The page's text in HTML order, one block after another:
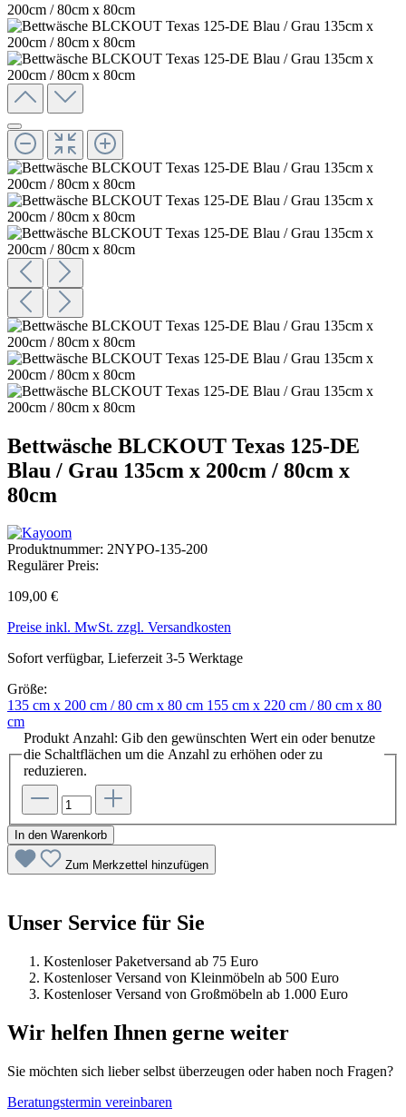
Bettwäsche BLCKOUT Texas 125-DE
Blau / Grau 135cm x 200cm / 80cm x
80cm
Produktnummer: 2NYPO-135-200
Regulärer Preis:
109,00 €
Preise inkl. MwSt. zzgl. Versandkosten
Sofort verfügbar, Lieferzeit 3-5 Werktage
Größe:
135 cm x 200 cm / 80 cm x 80 cm 155 cm x 220 cm / 80 cm x 80
cm
Produkt Anzahl: Gib den gewünschten Wert ein oder benutze
die Schaltflächen um die Anzahl zu erhöhen oder zu
reduzieren.
In den Warenkorb
Zum Merkzettel hinzufügen
Unser Service für Sie
Kostenloser Paketversand ab 75 Euro
Kostenloser Versand von Kleinmöbeln ab 500 Euro
Kostenloser Versand von Großmöbeln ab 1.000 Euro
Wir helfen Ihnen gerne weiter
Sie möchten sich lieber selbst überzeugen oder haben noch Fragen?
Beratungstermin vereinbaren